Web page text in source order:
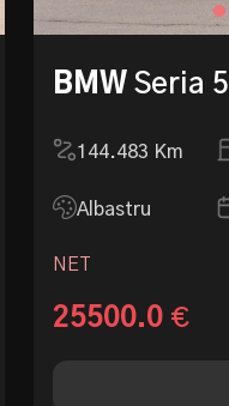
BMW Seria 5
144.483 Km
Albastru
NET
25500.0 €